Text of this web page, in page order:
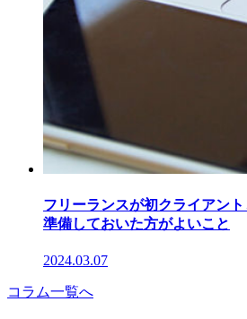
フリーランスが初クライアン
準備しておいた方がよいこと
2024.03.07
コラム一覧へ